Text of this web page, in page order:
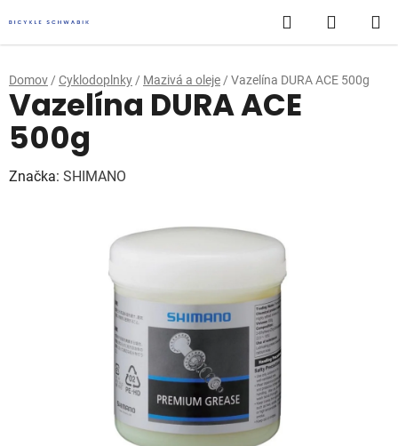
na
obsah
Hľadať
KOŠÍK
Domov / Cyklodoplnky / Mazivá a oleje / Vazelína DURA ACE 500g
Vazelína DURA ACE
500g
Značka: SHIMANO